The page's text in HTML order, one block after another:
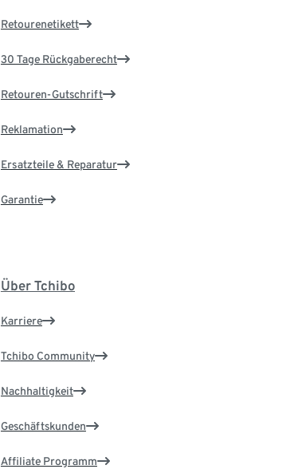
Retourenetikett
30 Tage Rückgaberecht
Retouren-Gutschrift
Reklamation
Ersatzteile & Reparatur
Garantie
Über Tchibo
Karriere
Tchibo Community
Nachhaltigkeit
Geschäftskunden
Affiliate Programm